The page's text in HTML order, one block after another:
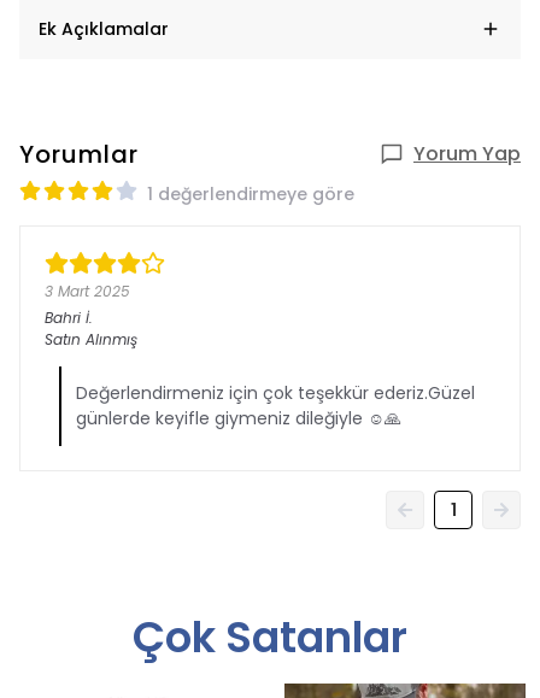
Ek Açıklamalar
Yorumlar Yorum Yap
1 değerlendirmeye göre
3 Mart 2025
Bahri İ.
Satın Alınmış
Değerlendirmeniz için çok teşekkür ederiz.Güzel
günlerde keyifle giymeniz dileğiyle ☺️🙏
1
Çok Satanlar